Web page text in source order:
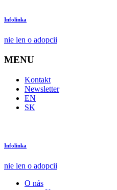
Infolinka
nie len o adopcii
MENU
Kontakt
Newsletter
EN
SK
Infolinka
nie len o adopcii
O nás